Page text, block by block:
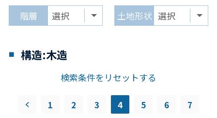
階層 土地形状
構造:木造
検索条件をリセットする
1 2 3 4 5 6
7